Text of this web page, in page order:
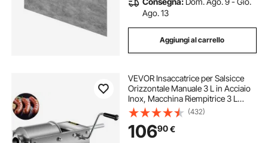
Ago. 13
Aggiungi al carrello
VEVOR Insaccatrice per Salsicce
Orizzontale Manuale 3 L in Acciaio
Inox, Macchina Riempitrice 3 L
Orizzontale per Salsiccia Salumi da
Tavolo Manuale Uso Commerciale
Casalingo, Riempitore di Salsicce
(432)
10690€